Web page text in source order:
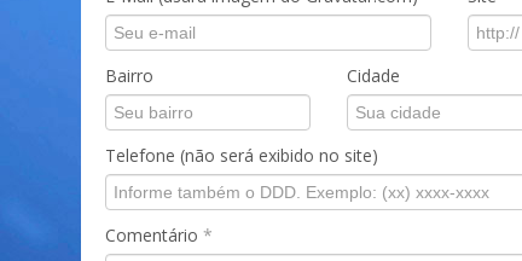
Bairro Cidade
Telefone (não será exibido no site)
Comentário *